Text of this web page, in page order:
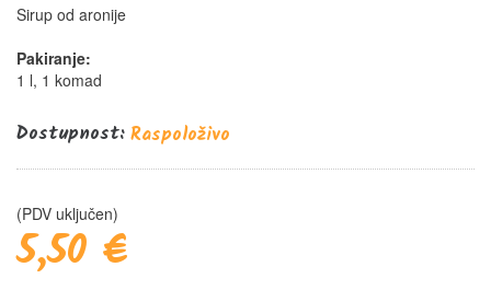
Sirup od aronije
Pakiranje:
1 l, 1 komad
Dostupnost:Raspoloživo
(PDV uključen)
5,50 €